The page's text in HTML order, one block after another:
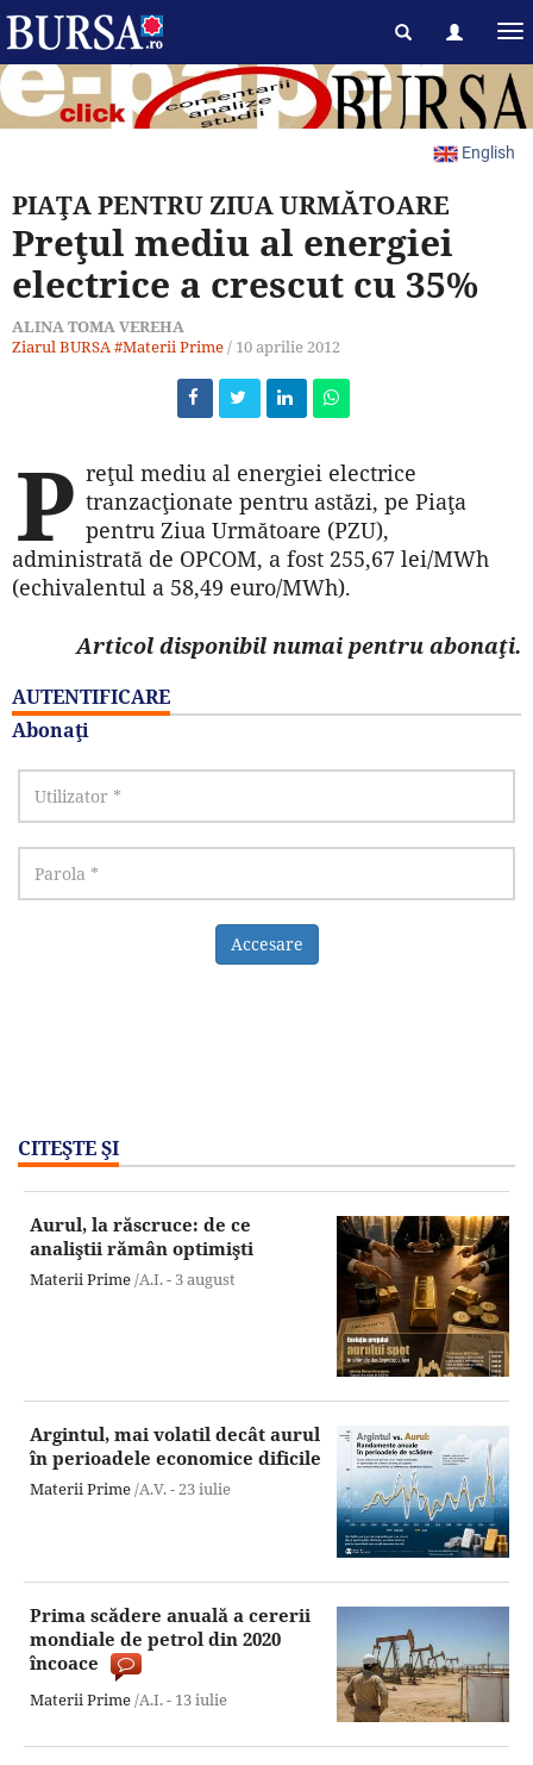
English
PIAŢA PENTRU ZIUA URMĂTOARE
Preţul mediu al energiei
electrice a crescut cu 35%
ALINA TOMA VEREHA
Ziarul BURSA#Materii Prime/ 10 aprilie 2012
P reţul mediu al energiei electrice
tranzacţionate pentru astăzi, pe Piaţa
pentru Ziua Următoare (PZU),
administrată de OPCOM, a fost 255,67 lei/MWh
(echivalentul a 58,49 euro/MWh).
Articol disponibil numai pentru abonaţi.
AUTENTIFICARE
Abonaţi
Accesare
CITEŞTE ŞI
Aurul, la răscruce: de ce
analiştii rămân optimişti
Materii Prime/A.I. - 3 august
Argintul, mai volatil decât aurul
în perioadele economice dificile
Materii Prime/A.V. -23 iulie
Prima scădere anuală a cererii
mondiale de petrol din 2020
încoace
Materii Prime/A.I. - 13 iulie